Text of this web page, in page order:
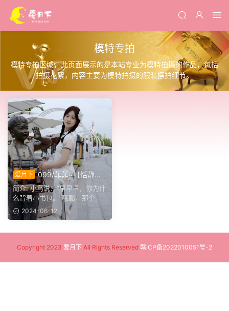
模特专拍
模特专拍区域，此页面展示的是本站专业为模特拍摄的作品，包括
拍摄花絮，内容主要为模特拍摄的服装摆拍细节。
爱月下 099/菲菲~【恬静可
人】我是快乐的，我是卖报
的，我是······
简介: 小鸟说：“早早早，你为什
么背着小书包。”哦豁，那个时
候应该没有这个歌，应...
2024-06-12
Copyright 2023 爱月下 All Rights Reserved 赣ICP备2022010051号-2